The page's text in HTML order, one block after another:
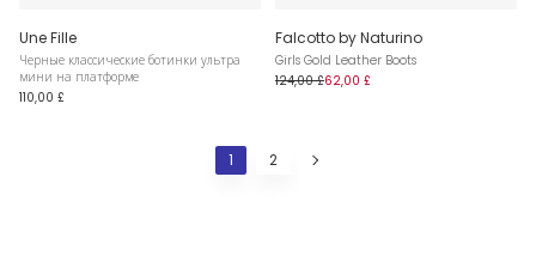
Une Fille
Черные классические ботинки ультра
мини на платформе
110,00 £
Falcotto by Naturino
Girls Gold Leather Boots
124,00 £62,00 £
1 2